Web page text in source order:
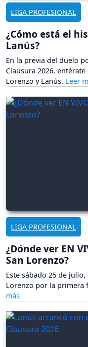
LIGA PROFESIONAL
¿Cómo está el
Lanús?
En la previa del duelo
Clausura 2026,
Lorenzo y Lanús.
LIGA PROFESIONAL
¿Dónde ver EN
San Lorenzo?
Este sábado 25 de
Lorenzo por la primera